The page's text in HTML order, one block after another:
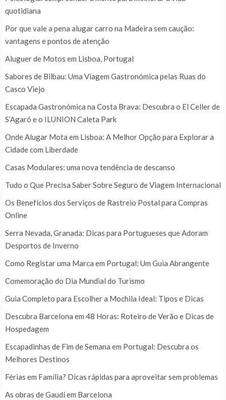
quotidiana
Por que vale a pena alugar carro na Madeira sem caução:
vantagens e pontos de atenção
Aluguer de Motos em Lisboa, Portugal
Sabores de Bilbau: Uma Viagem Gastronómica pelas Ruas do
Casco Viejo
Escapada Gastronómica na Costa Brava: Descubra o El Celler de
S’Agaró e o ILUNION Caleta Park
Onde Alugar Mota em Lisboa: A Melhor Opção para Explorar a
Cidade com Liberdade
Casas Modulares: uma nova tendência de descanso
Tudo o Que Precisa Saber Sobre Seguro de Viagem Internacional
Os Benefícios dos Serviços de Rastreio Postal para Compras
Online
Serra Nevada, Granada: Dicas para Portugueses que Adoram
Desportos de Inverno
Como Registar uma Marca em Portugal: Um Guia Abrangente
Comemoração do Dia Mundial do Turismo
Guia Completo para Escolher a Mochila Ideal: Tipos e Dicas
Descubra Barcelona em 48 Horas: Roteiro de Verão e Dicas de
Hospedagem
Escapadinhas de Fim de Semana em Portugal: Descubra os
Melhores Destinos
Férias em Família? Dicas rápidas para aproveitar sem problemas
As obras de Gaudí em Barcelona